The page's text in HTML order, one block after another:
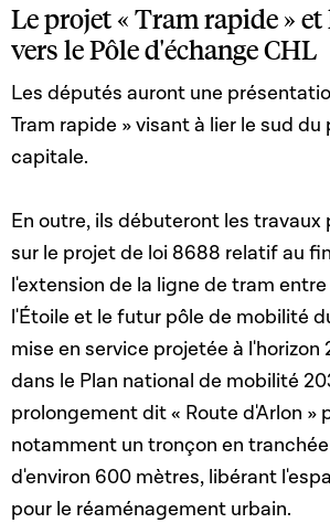
Le projet « Tram rapide »
vers le Pôle d'échange CHL
Les députés auront une
Tram rapide » visant à lier le sud du
capitale.
En outre, ils débuteront les travaux
sur le projet de loi 8688 relatif au
l'extension de la ligne de tram
l'Étoile et le futur pôle de mobilité
mise en service projetée à l'horizon
dans le Plan national de mobilité
prolongement dit « Route d'Arlon »
notamment un tronçon en
d'environ 600 mètres, libérant
pour le réaménagement urbain.